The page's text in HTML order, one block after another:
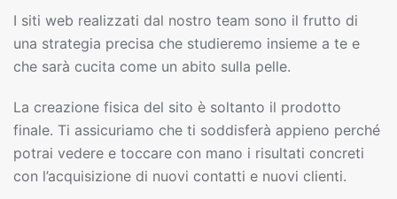
I siti web realizzati dal nostro team sono il frutto di
una strategia precisa che studieremo insieme a te e
che sarà cucita come un abito sulla pelle.
La creazione fisica del sito è soltanto il prodotto
finale. Ti assicuriamo che ti soddisferà appieno perché
potrai vedere e toccare con mano i risultati concreti
con l’acquisizione di nuovi contatti e nuovi clienti.